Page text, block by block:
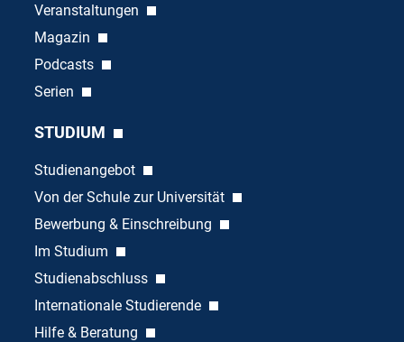
Veranstaltungen
Magazin
Podcasts
Serien
STUDIUM
Studienangebot
Von der Schule zur Universität
Bewerbung & Einschreibung
Im Studium
Studienabschluss
Internationale Studierende
Hilfe & Beratung